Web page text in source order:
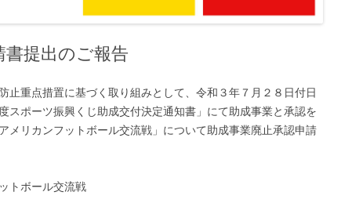
書提出のご報告
止重点措置に基づく取り組みとして、令和３年７月２８日付日
スポーツ振興くじ助成交付決定通知書」にて助成事業と承認を
メリカンフットボール交流戦」について助成事業廃止承認申請
トボール交流戦